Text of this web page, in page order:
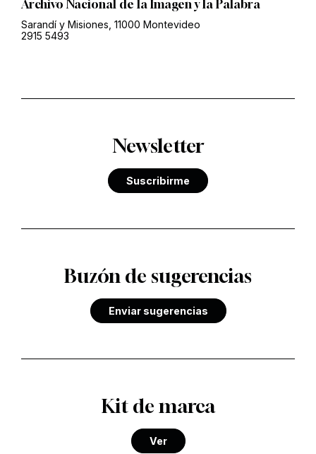
Archivo Nacional de la Imagen y la Palabra
Sarandí y Misiones, 11000 Montevideo
2915 5493
Newsletter
Suscribirme
Buzón de sugerencias
Enviar sugerencias
Kit de marca
Ver